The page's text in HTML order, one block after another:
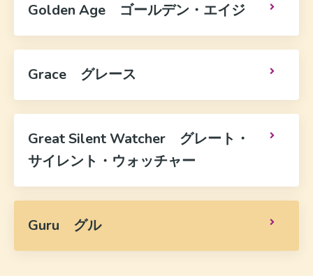
Golden Age ゴールデン・エイジ
Grace グレース
Great Silent Watcher グレート・
サイレント・ウォッチャー
Guru グル